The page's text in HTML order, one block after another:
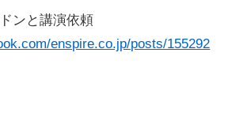
ンと講演依頼
enspire.co.jp/posts/155292